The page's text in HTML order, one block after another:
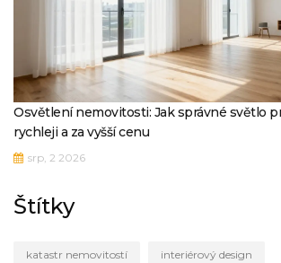
Osvětlení nemovitosti: Jak správné světlo
rychleji a za vyšší cenu
srp, 2 2026
Štítky
katastr nemovitostí interiérový design